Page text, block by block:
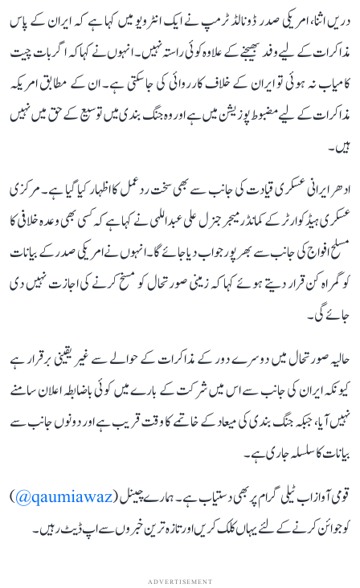
دریں اثنا، امریکی صدر ڈونالڈ ٹرمپ نے ایک انٹرویو میں کہا ہے کہ ایران کے پاس
مذاکرات کے لیے وفد بھیجنے کے علاوہ کوئی راستہ نہیں۔ انہوں نے کہا کہ اگر بات چیت
کامیاب نہ ہوئی تو ایران کے خلاف کارروائی کی جا سکتی ہے۔ ان کے مطابق امریکہ
مذاکرات کے لیے مضبوط پوزیشن میں ہے اور وہ جنگ بندی میں توسیع کے حق میں نہیں
ہیں۔
ادھر ایرانی عسکری قیادت کی جانب سے بھی سخت ردعمل کا اظہار کیا گیا ہے۔ مرکزی
عسکری ہیڈکوارٹر کے کمانڈر میجر جنرل علی عبداللہی نے کہا ہے کہ کسی بھی وعدہ خلافی کا
مسلح افواج کی جانب سے بھرپور جواب دیا جائے گا۔ انہوں نے امریکی صدر کے بیانات
کو گمراہ کن قرار دیتے ہوئے کہا کہ زمینی صورتحال کو مسخ کرنے کی اجازت نہیں دی
جائے گی۔
حالیہ صورتحال میں دوسرے دور کے مذاکرات کے حوالے سے غیر یقینی برقرار ہے
کیونکہ ایران کی جانب سے اس میں شرکت کے بارے میں کوئی باضابطہ اعلان سامنے
نہیں آیا، جبکہ جنگ بندی کی میعاد کے خاتمے کا وقت قریب ہے اور دونوں جانب سے
بیانات کا سلسلہ جاری ہے۔
قومی آواز اب ٹیلی گرام پر بھی دستیاب ہے۔ ہمارے چینل (qaumiawaz@
)
کو جوائن کرنے کے لئے یہاں کلک کریں اور تازہ ترین خبروں سے اپ ڈیٹ رہیں۔
ADVERTISEMENT